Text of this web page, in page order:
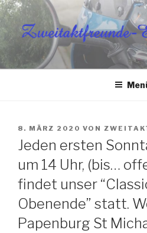
Zum
Inhalt
springen
EMSLAND E.V.
VERÖFFENTLICHT
AM
8. MÄRZ 2020 VON
Jeden ersten
um 14 Uhr, (bis…
findet unser
Obenende” statt.
Papenburg St